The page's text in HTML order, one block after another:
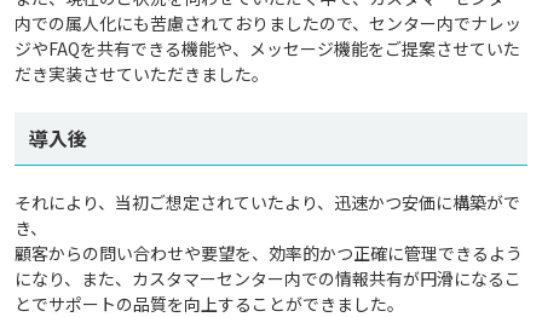
内での属人化にも苦慮されておりましたので、センター内でナレッ
ジやFAQを共有できる機能や、メッセージ機能をご提案させていた
だき実装させていただきました。
導入後
それにより、当初ご想定されていたより、迅速かつ安価に構築がで
き、
顧客からの問い合わせや要望を、効率的かつ正確に管理できるよう
になり、また、カスタマーセンター内での情報共有が円滑になるこ
とでサポートの品質を向上することができました。